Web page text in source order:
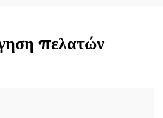
πελατών